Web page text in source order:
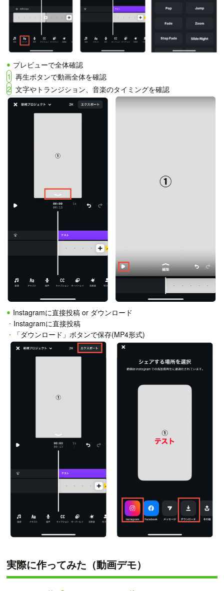
プレビューで全体確認
1 再生ボタンで動画全体を確認
2 文字やトランジション、音楽のタイミングを確認
Instagramに直接投稿 or ダウンロード
・ Instagramに直接投稿
・
「ダウンロード」ボタンで保存(MP4形式)
実際に作ってみた（動画デモ）